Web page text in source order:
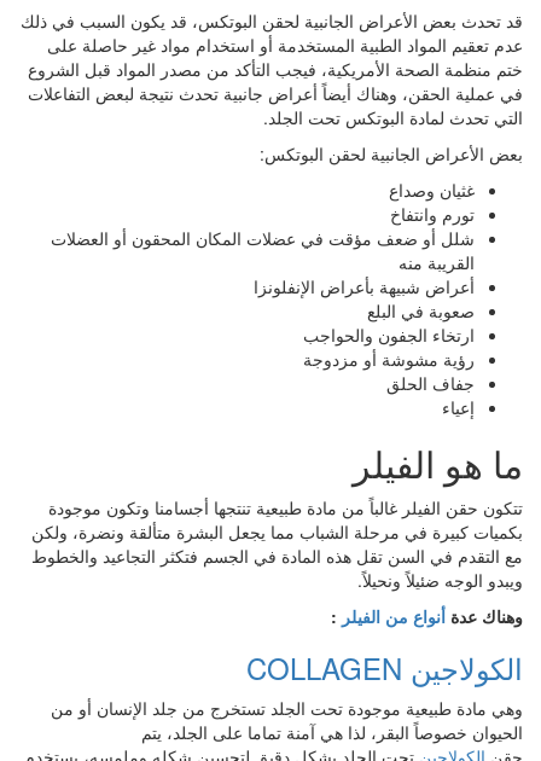
قد تحدث بعض الأعراض الجانبية لحقن البوتكس، قد يكون السبب في ذلك
عدم تعقيم المواد الطبية المستخدمة أو استخدام مواد غير حاصلة على
ختم منظمة الصحة الأمريكية، فيجب التأكد من مصدر المواد قبل الشروع
في عملية الحقن، وهناك أيضاً أعراض جانبية تحدث نتيجة لبعض التفاعلات
التي تحدث لمادة البوتكس تحت الجلد.
بعض الأعراض الجانبية لحقن البوتكس:
غثيان وصداع
تورم وانتفاخ
شلل أو ضعف مؤقت في عضلات المكان المحقون أو العضلات
القريبة منه
أعراض شبيهة بأعراض الإنفلونزا
صعوبة في البلع
ارتخاء الجفون والحواجب
رؤية مشوشة أو مزدوجة
جفاف الحلق
إعياء
ما هو الفيلر
تتكون حقن الفيلر غالباً من مادة طبيعية تنتجها أجسامنا وتكون موجودة
بكميات كبيرة في مرحلة الشباب مما يجعل البشرة متألقة ونضرة، ولكن
مع التقدم في السن تقل هذه المادة في الجسم فتكثر التجاعيد والخطوط
ويبدو الوجه ضئيلاً ونحيلاً.
وهناك عدة أنواع من الفيلر :
الكولاجين COLLAGEN
وهي مادة طبيعية موجودة تحت الجلد تستخرج من جلد الإنسان أو من
الحيوان خصوصاً البقر، لذا هي آمنة تماما على الجلد، يتم
حقن الكولاجين تحت الجلد بشكل دقيق لتحسين شكله وملمسه، يستخدم